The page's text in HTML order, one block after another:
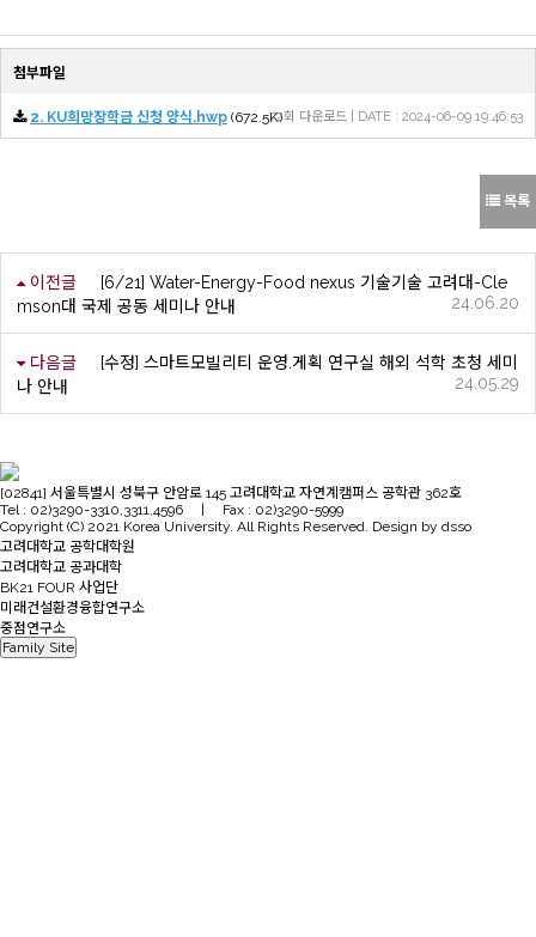
첨부파일
2. KU희망장학금 신청 양식.hwp (672.5K)72회 다운로드 | DATE : 2024-06-09 19:46:53
목록
이전글
[6/21] Water-Energy-Food nexus 기술기술 고려대-Cle
mson대 국제 공동 세미나 안내
24.06.20
다음글
[수정] 스마트모빌리티 운영.게획 연구실 해외 석학 초청 세미
나 안내
24.05.29
[02841] 서울특별시 성북구 안암로 145 고려대학교 자연계캠퍼스 공학관 362호
Tel : 02)3290-3310,3311,4596 | Fax : 02)3290-5999
Copyright (C) 2021 Korea University. All Rights Reserved. Design by dsso
고려대학교 공학대학원
고려대학교 공과대학
BK21 FOUR 사업단
미래건설환경융합연구소
중점연구소
Family Site